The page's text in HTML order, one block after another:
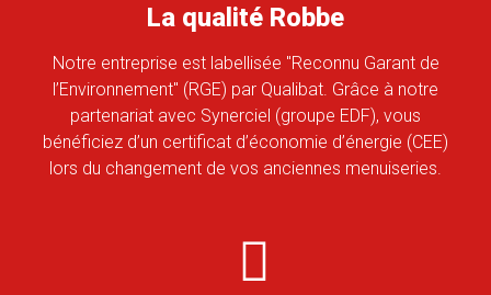
La qualité Robbe
Notre entreprise est labellisée "Reconnu Garant de
l’Environnement" (RGE) par Qualibat. Grâce à notre
partenariat avec Synerciel (groupe EDF), vous
bénéficiez d’un certificat d’économie d’énergie (CEE)
lors du changement de vos anciennes menuiseries.